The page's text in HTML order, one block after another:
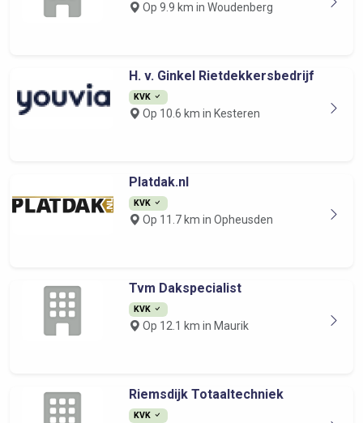
Op 9.9 km in Woudenberg
H. v. Ginkel Rietdekkersbedrijf
KVK
Op 10.6 km in Kesteren
Platdak.nl
KVK
Op 11.7 km in Opheusden
Tvm Dakspecialist
KVK
Op 12.1 km in Maurik
Riemsdijk Totaaltechniek
KVK